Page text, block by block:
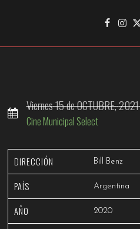
Viernes15de OCTUBRE,2021
Cine Municipal Select
DIRECCIÓN Bill Benz
PAÍS Argentina
AÑO 2020